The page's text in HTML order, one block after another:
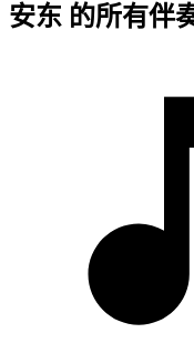
安东 的所有伴